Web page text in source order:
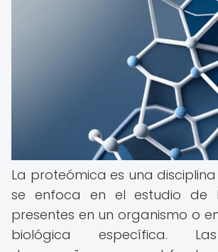
La proteómica es una
se enfoca en el estudio de
presentes en un organismo o
biológica específica.